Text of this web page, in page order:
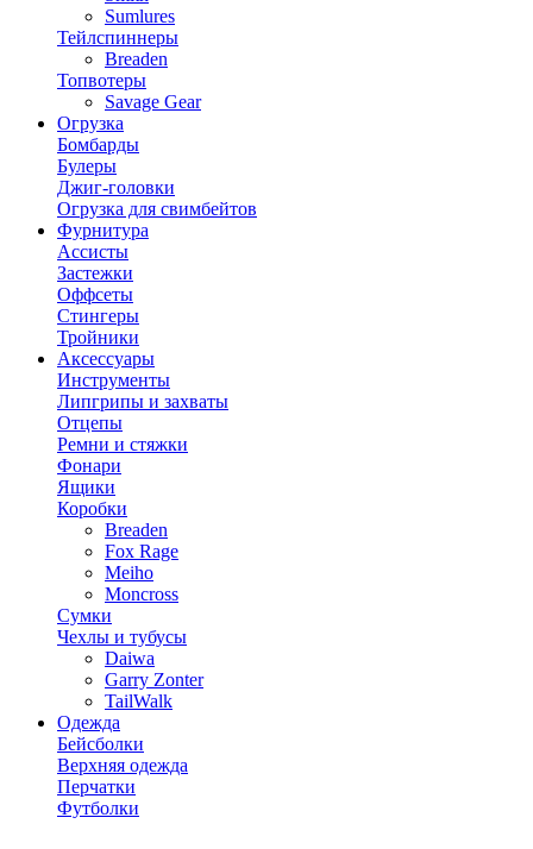
Sumlures
Тейлспиннеры
Breaden
Топвотеры
Savage Gear
Огрузка
Бомбарды
Булеры
Джиг-головки
Огрузка для свимбейтов
Фурнитура
Ассисты
Застежки
Оффсеты
Стингеры
Тройники
Аксессуары
Инструменты
Липгрипы и захваты
Отцепы
Ремни и стяжки
Фонари
Ящики
Коробки
Breaden
Fox Rage
Meiho
Moncross
Сумки
Чехлы и тубусы
Daiwa
Garry Zonter
TailWalk
Одежда
Бейсболки
Верхняя одежда
Перчатки
Футболки